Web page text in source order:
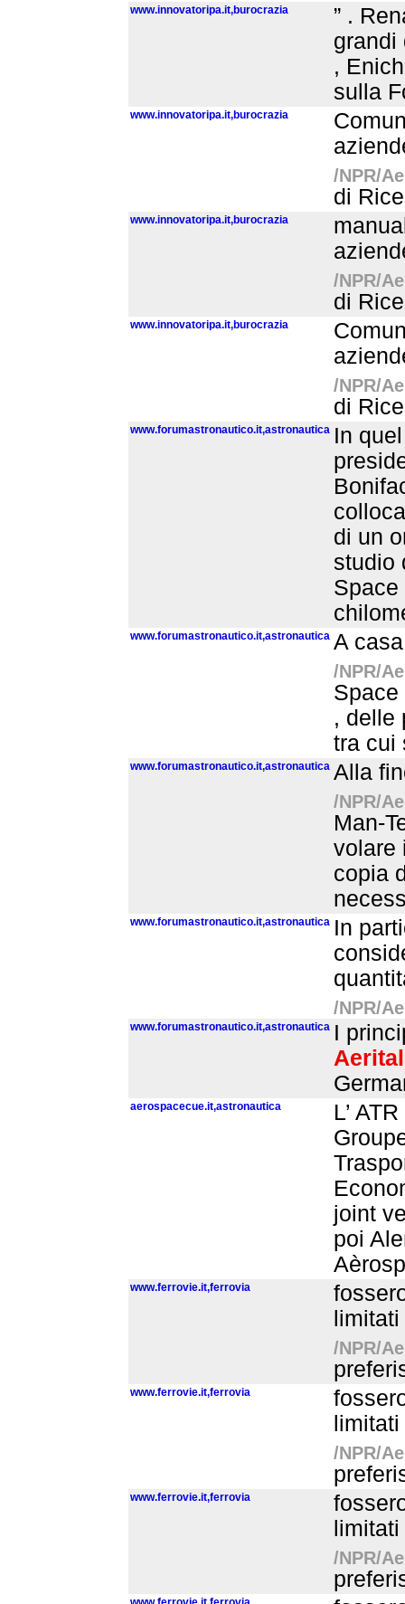
www.innovatoripa.it,burocrazia
” .
grandi
,
sulla
www.innovatoripa.it,burocrazia
/NPR/
di
www.innovatoripa.it,burocrazia
/NPR/
di
www.innovatoripa.it,burocrazia
/NPR/
di
www.forumastronautico.it,astronautica In
di un
studio
Space
www.forumastronautico.it,astronautica A
/NPR/
Space
, delle
tra cui
www.forumastronautico.it,astronautica Alla
/NPR/
Man-
volare
copia
www.forumastronautico.it,astronautica In
/NPR/
www.forumastronautico.it,astronautica I
aerospacecue.it,astronautica
L’
joint
poi
www.ferrovie.it,ferrovia
/NPR/
www.ferrovie.it,ferrovia
/NPR/
www.ferrovie.it,ferrovia
/NPR/